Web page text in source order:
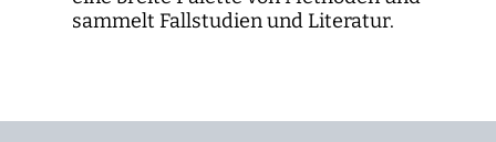
sammelt Fallstudien und Literatur.